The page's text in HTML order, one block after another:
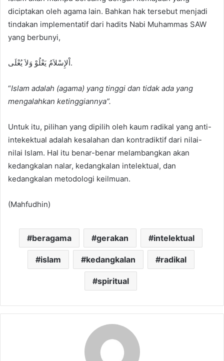
diciptakan oleh agama lain. Bahkan hak tersebut menjadi
tindakan implementatif dari hadits Nabi Muhammas SAW
yang berbunyi,
اْلإِسْلاَمُ يَعْلُوْ وَلاَ يُعْلَى.
“Islam adalah (agama) yang tinggi dan tidak ada yang
mengalahkan ketinggiannya”.
Untuk itu, pilihan yang dipilih oleh kaum radikal yang anti-
intekektual adalah kesalahan dan kontradiktif dari nilai-
nilai Islam. Hal itu benar-benar melambangkan akan
kedangkalan nalar, kedangkalan intelektual, dan
kedangkalan metodologi keilmuan.
(Mahfudhin)
beragama gerakan intelektual
islam kedangkalan radikal
spiritual